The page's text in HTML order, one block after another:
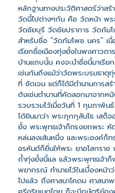
หลักฐานทางประวัติศาสตร์ว่าสร้
วัดนี้ไปต่างๆกัน คือ วัดหน้า พ
วัดชัยบุรี วัดชัยปราการ วัดกัม
สําหรับชื่อ “วัดกัมโพช นคร” เ
เรียกชื่อเมืองทุ่งยั้งในพงศาวด
บ้านแถบนั้น คงจะนําชื่อนี้มาเรี
เช่นกันถึงแม้ว่าวัดพระบรมธาตุ
ที่ ชัดเจน แต่ก็ได้มีตํานานการส
ดังเช่นตํานานที่คัดลอกมาจาก
รวบรวมไว้เมื่อวันที่ 1 กุมภาพั
ได้ยินมาว่า พระกุกกุสันโธ เสด็
ยั้ง พระพุทธเจ้าก็ทรงยกพระ หั
หล่นลงเส้นหนึ่ง และพระองค์ก็
อรหันต์ก็ยื่นให้พระ ยาอโสกราช
ถ้ําทุ่งยั้งนี้แล แล้วพระพุทธเจ้า
พยากรณ์ ทํานายไว้ในเบื้องหน้
ไปแล้ว ถึงศาสนาโคดม ศาสนา